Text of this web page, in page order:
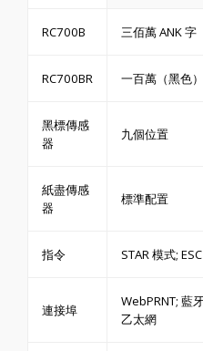
RC700B 三佰萬 ANK 字
RC700BR 一百萬（黑色
黑標傳感
器
九個位置
紙盡傳感
器
標準配置
指令 STAR 模式;
連接埠
WebPRNT; 藍
乙太網